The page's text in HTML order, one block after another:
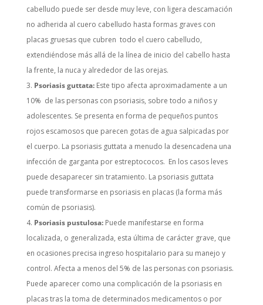
cabelludo puede ser desde muy leve, con ligera descamación
no adherida al cuero cabelludo hasta formas graves con
placas gruesas que cubren todo el cuero cabelludo,
extendiéndose más allá de la línea de inicio del cabello hasta
la frente, la nuca y alrededor de las orejas.
Psoriasis guttata:Este tipo afecta aproximadamente a un
10% de las personas con psoriasis, sobre todo a niños y
adolescentes. Se presenta en forma de pequeños puntos
rojos escamosos que parecen gotas de agua salpicadas por
el cuerpo. La psoriasis guttata a menudo la desencadena una
infección de garganta por estreptococos. En los casos leves
puede desaparecer sin tratamiento. La psoriasis guttata
puede transformarse en psoriasis en placas (la forma más
común de psoriasis).
Psoriasis pustulosa:Puede manifestarse en forma
localizada, o generalizada, esta última de carácter grave, que
en ocasiones precisa ingreso hospitalario para su manejo y
control. Afecta a menos del 5% de las personas con psoriasis.
Puede aparecer como una complicación de la psoriasis en
placas tras la toma de determinados medicamentos o por